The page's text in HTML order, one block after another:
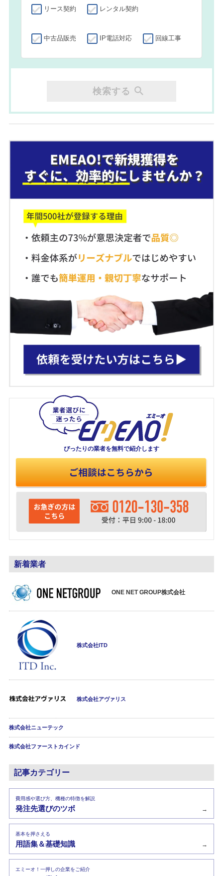
リース契約 レンタル契約
中古品販売 IP電話対応 回線工事
検索する
ぴったりの業者を無料で紹介します
新着業者
ONE NET GROUP株式会社
株式会社ITD
株式会社アヴァリス
株式会社ニューテック
株式会社ファーストカインド
記事カテゴリー
費用感や選び方、機種の特徴を解説
発注先選びのツボ →
基本を押さえる
用語集＆基礎知識 →
エミーオ！一押しの企業をご紹介